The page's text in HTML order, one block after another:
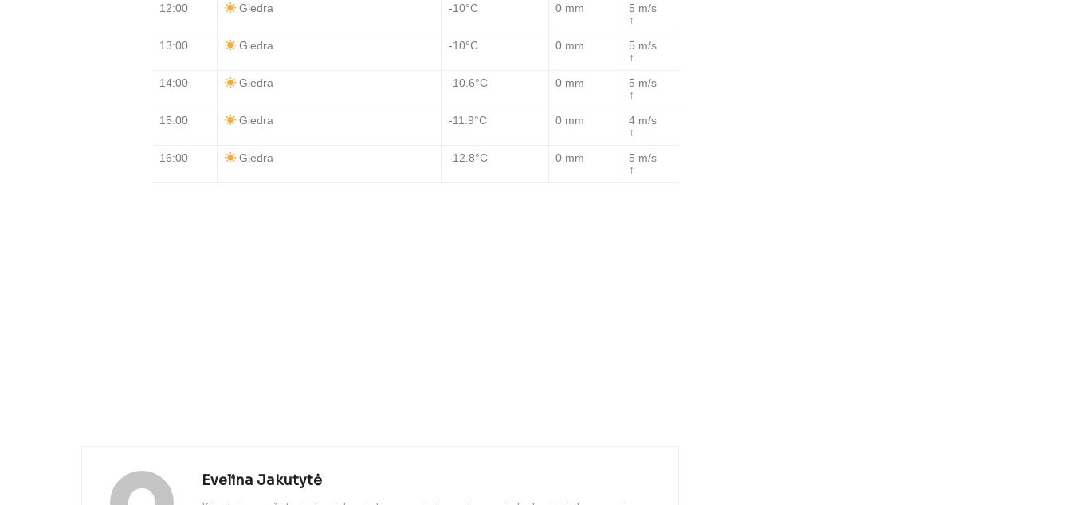
12:00 Giedra -10°C 0 mm
5 m/s
↑
13:00 Giedra -10°C 0 mm
5 m/s
↑
14:00 Giedra -10.6°C 0 mm
5 m/s
↑
15:00 Giedra -11.9°C 0 mm
4 m/s
↑
16:00 Giedra -12.8°C 0 mm
5 m/s
↑
Evelina Jakutytė